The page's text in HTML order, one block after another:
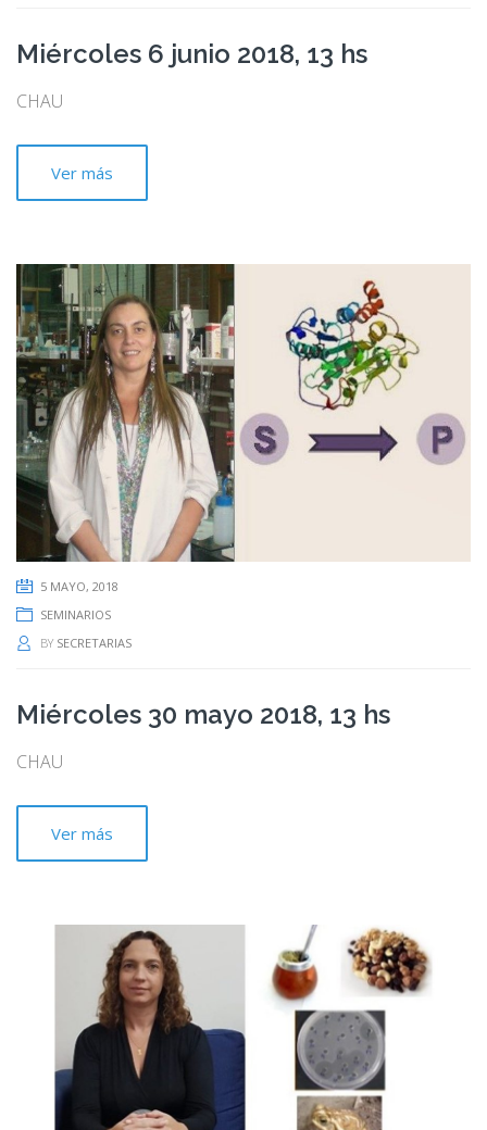
Miércoles 6 junio 2018, 13 hs
CHAU
Ver más
5 MAYO, 2018
SEMINARIOS
BY SECRETARIAS
Miércoles 30 mayo 2018, 13 hs
CHAU
Ver más